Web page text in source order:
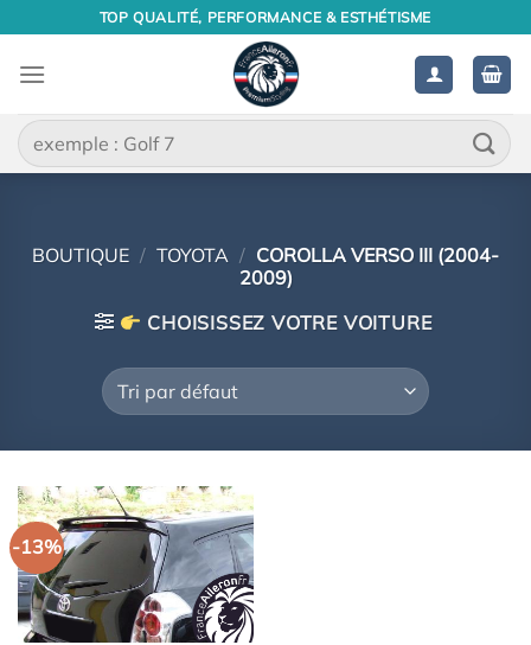
contenu
TOP QUALITÉ, PERFORMANCE & ESTHÉTISME
Recherche
pour :
BOUTIQUE / TOYOTA / COROLLA VERSO III (2004-
2009)
CHOISISSEZ VOTRE VOITURE
-13%